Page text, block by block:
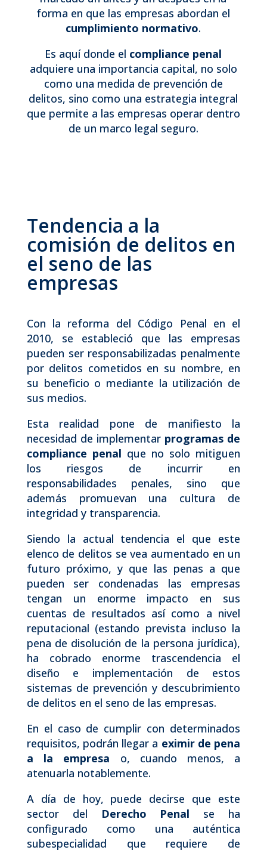
forma en que las empresas abordan el
cumplimiento normativo.
Es aquí donde el compliance penal
adquiere una importancia capital, no solo
como una medida de prevención de
delitos, sino como una estrategia integral
que permite a las empresas operar dentro
de un marco legal seguro.
Tendencia a la
comisión de delitos en
el seno de las
empresas
Con la reforma del Código Penal en el
2010, se estableció que las empresas
pueden ser responsabilizadas penalmente
por delitos cometidos en su nombre, en
su beneficio o mediante la utilización de
sus medios.
Esta realidad pone de manifiesto la
necesidad de implementar programas de
compliance penal que no solo mitiguen
los riesgos de incurrir en
responsabilidades penales, sino que
además promuevan una cultura de
integridad y transparencia.
Siendo la actual tendencia el que este
elenco de delitos se vea aumentado en un
futuro próximo, y que las penas a que
pueden ser condenadas las empresas
tengan un enorme impacto en sus
cuentas de resultados así como a nivel
reputacional (estando prevista incluso la
pena de disolución de la persona jurídica),
ha cobrado enorme trascendencia el
diseño e implementación de estos
sistemas de prevención y descubrimiento
de delitos en el seno de las empresas.
En el caso de cumplir con determinados
requisitos, podrán llegar a eximir de pena
a la empresa o, cuando menos, a
atenuarla notablemente.
A día de hoy, puede decirse que este
sector del
Derecho Penal se ha
configurado como una auténtica
subespecialidad que requiere de